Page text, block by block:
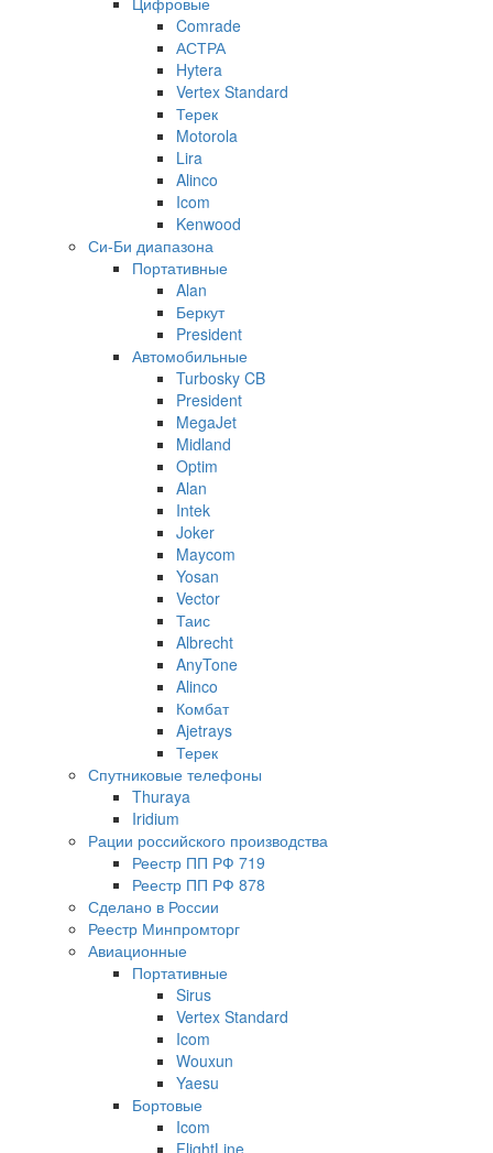
Comrade
АСТРА
Hytera
Vertex Standard
Терек
Motorola
Lira
Alinco
Icom
Kenwood
Си-Би диапазона
Портативные
Alan
Беркут
President
Автомобильные
Turbosky CB
President
MegaJet
Midland
Optim
Alan
Intek
Joker
Maycom
Yosan
Vector
Таис
Albrecht
AnyTone
Alinco
Комбат
Ajetrays
Терек
Спутниковые телефоны
Thuraya
Iridium
Рации российского производства
Реестр ПП РФ 719
Реестр ПП РФ 878
Сделано в России
Реестр Минпромторг
Авиационные
Портативные
Sirus
Vertex Standard
Icom
Wouxun
Yaesu
Бортовые
Icom
FlightLine